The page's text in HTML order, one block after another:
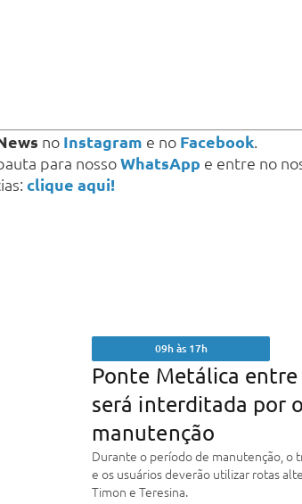
no Instagram e no Facebook.
para nossoWhatsApp e entre no
clique aqui!
09h às 17h
Ponte Metálica entre
será interditada por
manutenção
Durante o período de manutenção, o
e os usuários deverão utilizar rotas
Timon e Teresina.